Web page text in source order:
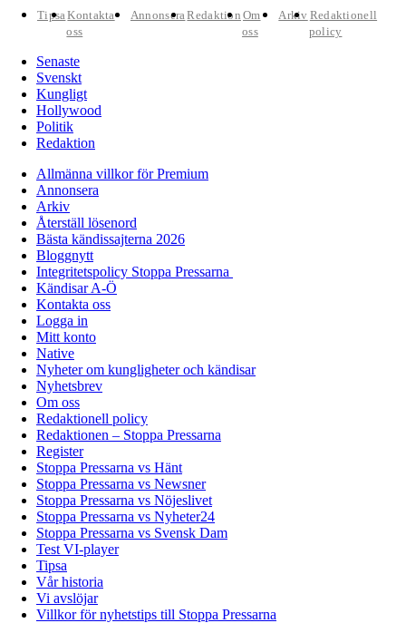
TipsaKontakta
oss
AnnonseraRedaktion Om
oss
Arkiv Redaktionell
policy
Senaste
Svenskt
Kungligt
Hollywood
Politik
Redaktion
Allmänna villkor för Premium
Annonsera
Arkiv
Återställ lösenord
Bästa kändissajterna 2026
Bloggnytt
Integritetspolicy Stoppa Pressarna
Kändisar A-Ö
Kontakta oss
Logga in
Mitt konto
Native
Nyheter om kungligheter och kändisar
Nyhetsbrev
Om oss
Redaktionell policy
Redaktionen – Stoppa Pressarna
Register
Stoppa Pressarna vs Hänt
Stoppa Pressarna vs Newsner
Stoppa Pressarna vs Nöjeslivet
Stoppa Pressarna vs Nyheter24
Stoppa Pressarna vs Svensk Dam
Test VI-player
Tipsa
Vår historia
Vi avslöjar
Villkor för nyhetstips till Stoppa Pressarna